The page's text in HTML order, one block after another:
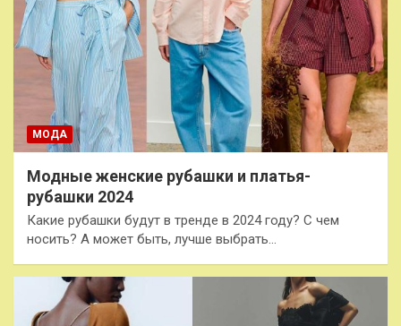
МОДА
Модные женские рубашки и платья-
рубашки 2024
Какие рубашки будут в тренде в 2024 году? С чем
носить? А может быть, лучше выбрать…